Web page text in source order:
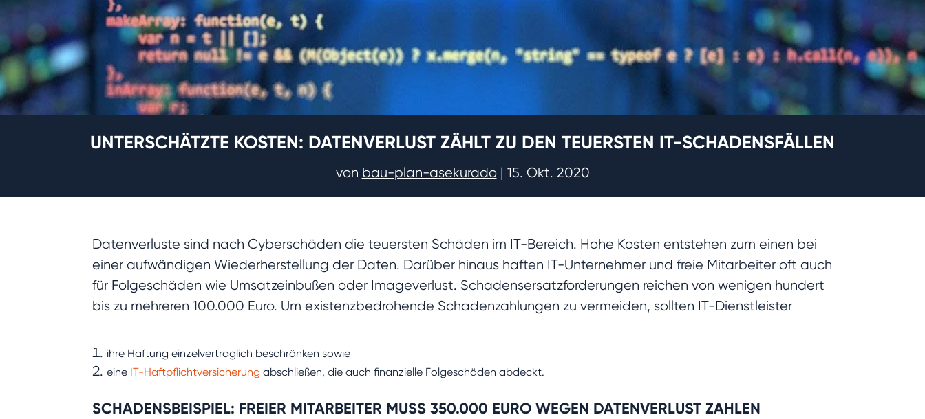
UNTERSCHÄTZTE KOSTEN: DATENVERLUST ZÄHLT ZU DEN TEUERSTEN IT-SCHADENSFÄLLEN
von bau-plan-asekurado| 15. Okt. 2020
Datenverluste sind nach Cyberschäden die teuersten Schäden im IT-Bereich. Hohe Kosten entstehen zum einen bei
einer aufwändigen Wiederherstellung der Daten. Darüber hinaus haften IT-Unternehmer und freie Mitarbeiter oft auch
für Folgeschäden wie Umsatzeinbußen oder Imageverlust. Schadensersatzforderungen reichen von wenigen hundert
bis zu mehreren 100.000 Euro. Um existenzbedrohende Schadenzahlungen zu vermeiden, sollten IT-Dienstleister
ihre Haftung einzelvertraglich beschränken sowie
eine IT-Haftpflichtversicherung abschließen, die auch finanzielle Folgeschäden abdeckt.
SCHADENSBEISPIEL: FREIER MITARBEITER MUSS 350.000 EURO WEGEN DATENVERLUST ZAHLEN